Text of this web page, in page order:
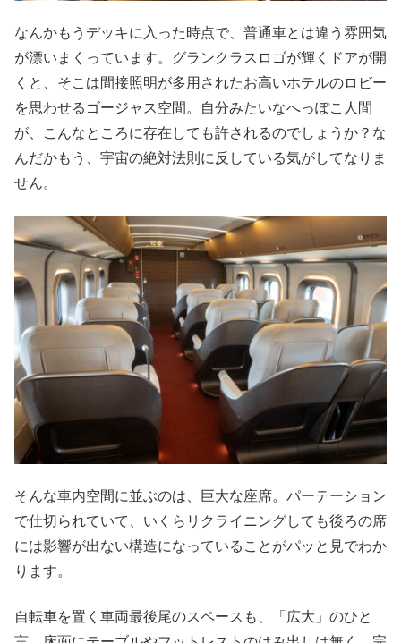
なんかもうデッキに入った時点で、普通車とは違う雰囲気
が漂いまくっています。グランクラスロゴが輝くドアが開
くと、そこは間接照明が多用されたお高いホテルのロビー
を思わせるゴージャス空間。自分みたいなへっぽこ人間
が、こんなところに存在しても許されるのでしょうか？な
んだかもう、宇宙の絶対法則に反している気がしてなりま
せん。
そんな車内空間に並ぶのは、巨大な座席。パーテーション
で仕切られていて、いくらリクライニングしても後ろの席
には影響が出ない構造になっていることがパッと見でわか
ります。
自転車を置く車両最後尾のスペースも、「広大」のひと